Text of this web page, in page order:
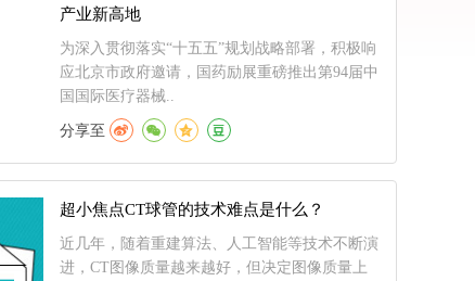
产业新高地
为深入贯彻落实“十五五”规划战略部署，积极响
应北京市政府邀请，国药励展重磅推出第94届中
国国际医疗器械..
分享至
超小焦点CT球管的技术难点是什么？
近几年，随着重建算法、人工智能等技术不断演
进，CT图像质量越来越好，但决定图像质量上